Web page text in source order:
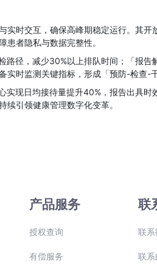
时交互，确保高峰期稳定运行。其
者隐私与数据完整性。
径，减少30%以上排队时间；「报
时监测关键指标，形成「预防-检查-干
现日均接待量提升40%，报告出具时
引领健康管理数字化变革。
产品服务
授权查询
有偿服务
联
联系
联系